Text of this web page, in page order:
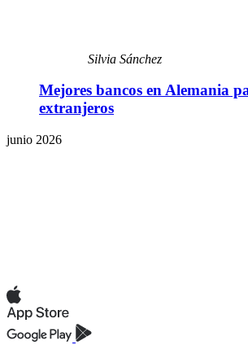
Silvia Sánchez
Mejores bancos en Alemania
extranjeros
junio 2026